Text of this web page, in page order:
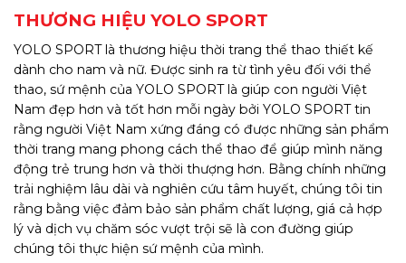
THƯƠNG HIỆU YOLO SPORT
YOLO SPORT là thương hiệu thời trang thể thao thiết kế
dành cho nam và nữ. Được sinh ra từ tình yêu đối với thể
thao, sứ mệnh của YOLO SPORT là giúp con người Việt
Nam đẹp hơn và tốt hơn mỗi ngày bởi YOLO SPORT tin
rằng người Việt Nam xứng đáng có được những sản phẩm
thời trang mang phong cách thể thao để giúp mình năng
động trẻ trung hơn và thời thượng hơn. Bằng chính những
trải nghiệm lâu dài và nghiên cứu tâm huyết, chúng tôi tin
rằng bằng việc đảm bảo sản phẩm chất lượng, giá cả hợp
lý và dịch vụ chăm sóc vượt trội sẽ là con đường giúp
chúng tôi thực hiện sứ mệnh của mình.